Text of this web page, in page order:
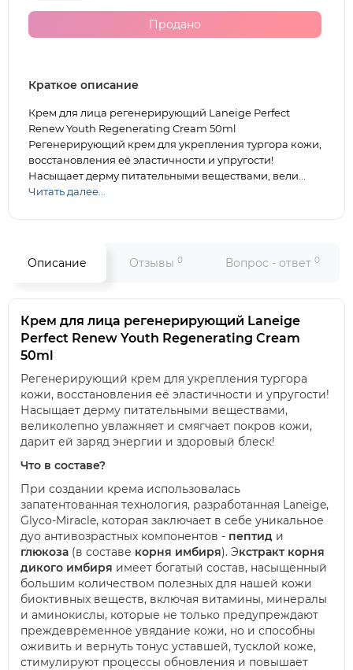
Продано
Краткое описание
Крем для лица регенерирующий Laneige Perfect
Renew Youth Regenerating Cream 50ml
Регенерирующий крем для укрепления тургора кожи,
восстановления её эластичности и упругости!
Насыщает дерму питательными веществами, вели...
Читать далее...
Описание Отзывы 0 Вопрос - ответ 0
Крем для лица регенерирующий Laneige
Perfect Renew Youth Regenerating Cream
50ml
Регенерирующий крем для укрепления тургора
кожи, восстановления её эластичности и упругости!
Насыщает дерму питательными веществами,
великолепно увлажняет и смягчает покров кожи,
дарит ей заряд энергии и здоровый блеск!
Что в составе?
При создании крема использовалась
запатентованная технология, разработанная Laneige,
Glyco-Miracle, которая заключает в себе уникальное
дуо антивозрастных компонентов - пептид и
глюкоза (в составе корня имбиря). Экстракт корня
дикого имбиря имеет богатый состав, насыщенный
большим количеством полезных для нашей кожи
биоктивных веществ, включая витамины, минералы
и аминокислы, которые не только предупреждают
преждевременное увядание кожи, но и способны
оживить и вернуть тонус уставшей, тусклой коже,
стимулируют процессы обновления и повышает